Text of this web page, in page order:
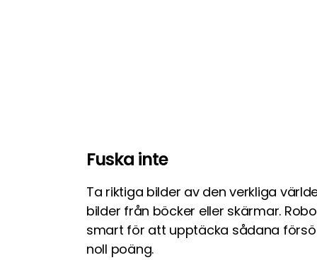
Fuska inte
Ta riktiga bilder av den verkliga
bilder från böcker eller skärmar.
smart för att upptäcka sådana
noll poäng.